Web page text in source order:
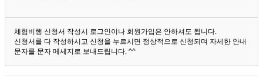
체험비행 신청서 작성시 로그인이나 회원가입은 안하셔도 됩니다.
신청서를 다 작성하시고 신청을 누르시면 정상적으로 신청되며 자세한 안내
문자를 문자 메세지로 보내드립니다. ^^